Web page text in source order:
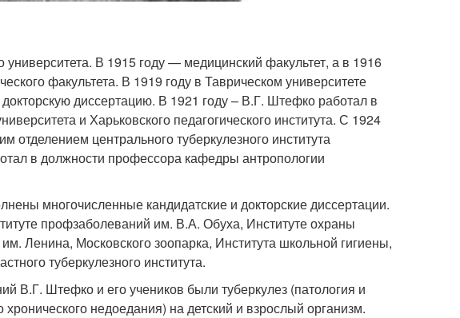
В 1915 году — медицинский факультет, а в 1916
факультета. В 1919 году в Таврическом университете
диссертацию. В 1921 году – В.Г. Штефко работал в
и Харьковского педагогического института. С 1924
отделением центрального туберкулезного института
в должности профессора кафедры антропологии
многочисленные кандидатские и докторские диссертации.
профзаболеваний им. В.А. Обуха, Институте охраны
Ленина, Московского зоопарка, Института школьной гигиены,
туберкулезного института.
В.Г. Штефко и его учеников были туберкулез (патология и
недоедания) на детский и взрослый организм.